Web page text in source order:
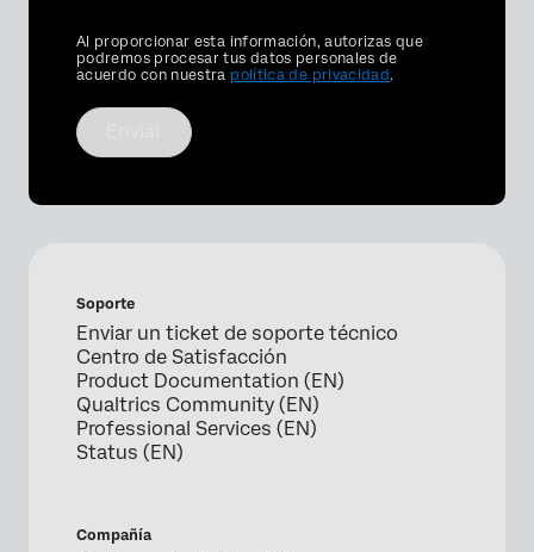
Privacy
Optin
Al proporcionar esta información, autorizas que
podremos procesar tus datos personales de
acuerdo con nuestra política de privacidad.
Soporte
Enviar un ticket de soporte técnico
Centro de Satisfacción
Product Documentation (EN)
Qualtrics Community (EN)
Professional Services (EN)
Status (EN)
Compañía